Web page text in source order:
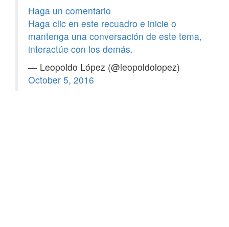
Haga un comentario
Haga clic en este recuadro e inicie o
mantenga una conversación de este tema,
interactúe con los demás.
— Leopoldo López (@leopoldolopez)
October 5, 2016